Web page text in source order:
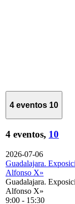
4 eventos 10
4 eventos, 10
2026-07-06
Guadalajara.
Alfonso X»
Guadalajara.
Alfonso X»
9:00 - 15:30